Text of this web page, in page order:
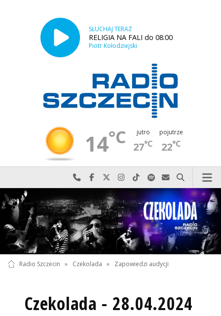
SŁUCHAJ TERAZ
RELIGIA NA FALI do 08:00
Piotr Kołodziejski
14°C jutro
27°C
pojutrze
22°C
Najlepiej po prostu do nas zadzwoń
Odwiedź nas na Facebook-u
Odwiedź nas na X
Odwiedź nas na Instagram-ie
Odwiedź nas na TikTok-u
Szukaj nas na Spotify
Wyślij do nas
Szukaj
Radio Szczecin » Czekolada » Zapowiedzi audycji
Czekolada - 28.04.2024